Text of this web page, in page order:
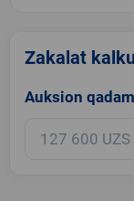
Zakalat
Auksion